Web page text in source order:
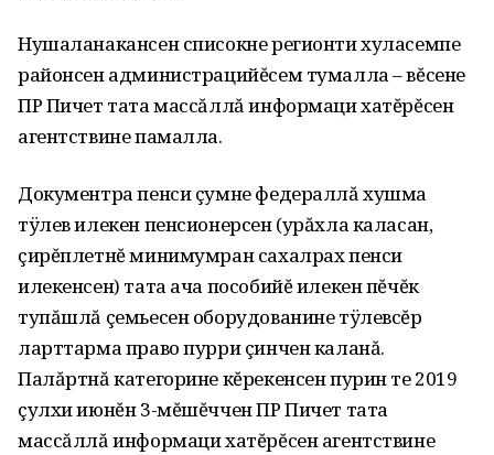
Нушаланакансен списокне регионти хуласемпе
районсен администрацийĕсем тумалла – вĕсене
ПР Пичет тата массăллă информаци хатĕрĕсен
агентствине памалла.
Документра пенси çумне федераллă хушма
тÿлев илекен пенсионерсен (урăхла каласан,
çирĕплетнĕ минимумран сахалрах пенси
илекенсен) тата ача пособийĕ илекен пĕчĕк
тупăшлă çемьесен оборудованине тÿлевсĕр
ларттарма право пурри çинчен каланă.
Палăртнă категорине кĕрекенсен пурин те 2019
çулхи июнĕн 3-мĕшĕччен ПР Пичет тата
массăллă информаци хатĕрĕсен агентствине